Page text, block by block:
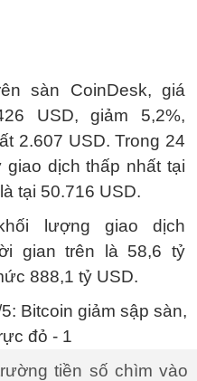
sàn CoinDesk, giá
USD, giảm 5,2%,
2.607 USD. Trong 24
dịch thấp nhất tại
tại 50.716 USD.
lượng giao dịch
gian trên là 58,6 tỷ
888,1 tỷ USD.
tiền số chìm vào